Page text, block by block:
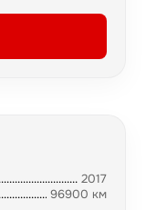
2017
96900 км